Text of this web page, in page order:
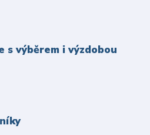
s výběrem i výzdobou